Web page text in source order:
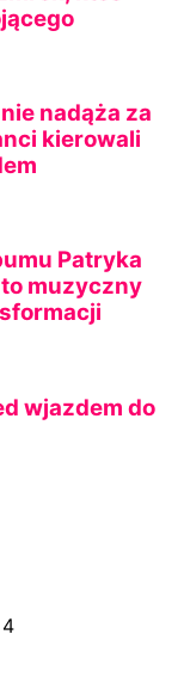
nadąża za
kierowali
Patryka
to muzyczny
wjazdem do